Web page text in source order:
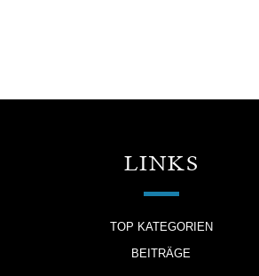
LINKS
TOP KATEGORIEN
BEITRÄGE